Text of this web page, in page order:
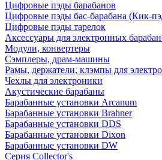
Цифровые пэды барабанов
Цифровые пэды бас-барабана (Кик-
Цифровые пэды тарелок
Аксессуары для электронных
Модули, конвертеры
Сэмплеры, драм-машины
Рамы, держатели, клэмпы для
Чехлы для электроники
Акустические барабаны
Барабанные установки Arcanum
Барабанные установки Brahner
Барабанные установки DDS
Барабанные установки Dixon
Барабанные установки DW
Серия Collector's